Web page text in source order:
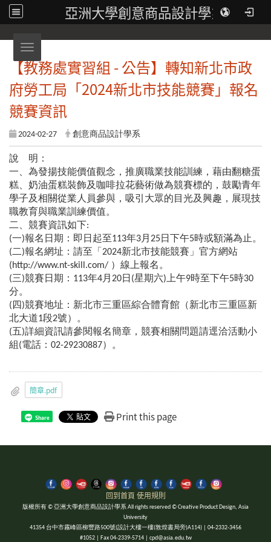
亞洲大學創意商品設計學系
Toggle navigation
【教務處實習組 - 公告】轉知新北市政
府勞工局「2024新北市技能競賽」報名
競賽資訊
2024-02-27 創意商品設計學系
說 明：
一、為發揚技能價值觀念，推廣職業技能訓練，藉由翻糖蛋
糕、奶油蛋糕裝飾及咖啡拉花藝術做為競賽標的，鼓勵青年
學子及相關從業人員參與，吸引大眾的目光及興趣，展現技
職教育與職業訓練價值。
二、競賽資訊如下:
(一)報名日期：即日起至113年3月25日下午5時或額滿為止。
(二)報名網址：請至「2024新北市技能競賽」官方網站
(http://www.nt-skill.com/ ）線上報名。
(三)競賽日期：113年4月20日(星期六)上午9時至下午5時30
分。
(四)競賽地址：新北市三重區綜合體育館（新北市三重區新
北大道1段2號）。
(五)詳細資訊請參閱報名簡章，競賽相關問題請逕洽活動小
組(電話：02-29230887）。
簡章.pdf
Share Print this page
回到首頁 使用規則
版權所有 © 亞洲大學創意商品設計學系 All rights reserved © Creative Product Design, Asia
University
41354 台中市霧峰區柳豐路500號(設計大樓一樓(敦煌書局旁)A114) | 04-2332-3456
#1052 | Fax 04-2339-5714 | cpd@asia.edu.tw